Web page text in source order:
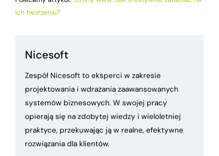
ich tworzeniu?
Nicesoft
Zespół Nicesoft to eksperci w zakresie
projektowania i wdrażania zaawansowanych
systemów biznesowych. W swojej pracy
opierają się na zdobytej wiedzy i wieloletniej
praktyce, przekuwając ją w realne, efektywne
rozwiązania dla klientów.